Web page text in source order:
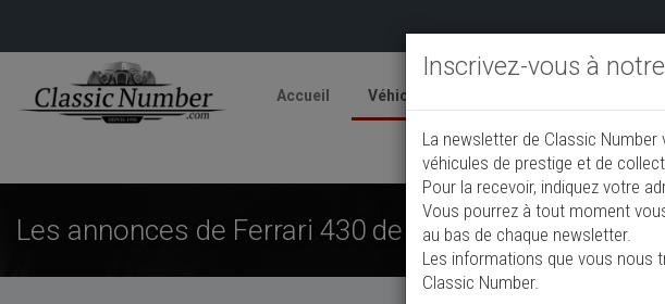
Accueil Véhicules
Ajouter une annonce
Les annonces de Ferrari 430 de collection à vendre
Inscrivez-vous à
La newsletter de Classic
véhicules de prestige et de
Pour la recevoir, indiquez votre
Vous pourrez à tout moment
au bas de chaque newsletter.
Les informations que vous nous
Classic Number.